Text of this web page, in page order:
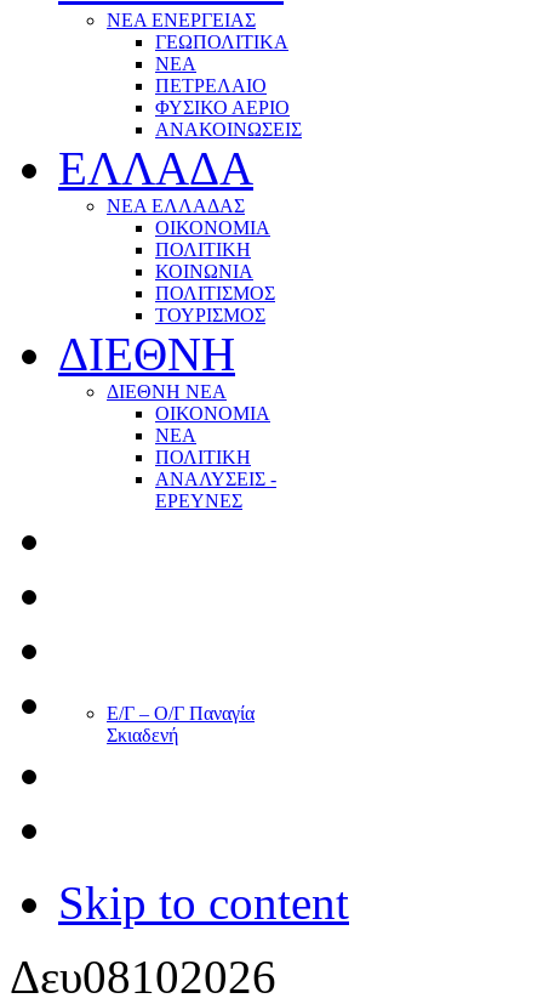
ΝΕΑ ΕΝΕΡΓΕΙΑΣ
ΓΕΩΠΟΛΙΤΙΚΑ
ΝΕΑ
ΠΕΤΡΕΛΑΙΟ
ΦΥΣΙΚΟ ΑΕΡΙΟ
ΑΝΑΚΟΙΝΩΣΕΙΣ
ΕΛΛΑΔΑ
ΝΕΑ ΕΛΛΑΔΑΣ
ΟΙΚΟΝΟΜΙΑ
ΠΟΛΙΤΙΚΗ
ΚΟΙΝΩΝΙΑ
ΠΟΛΙΤΙΣΜΟΣ
ΤΟΥΡΙΣΜΟΣ
ΔΙΕΘΝΗ
ΔΙΕΘΝΗ ΝΕΑ
ΟΙΚΟΝΟΜΙΑ
ΝΕΑ
ΠΟΛΙΤΙΚΗ
ΑΝΑΛΥΣΕΙΣ -
ΕΡΕΥΝΕΣ
Ε/Γ – Ο/Γ Παναγία
Σκιαδενή
Skip to content
Δευ08102026